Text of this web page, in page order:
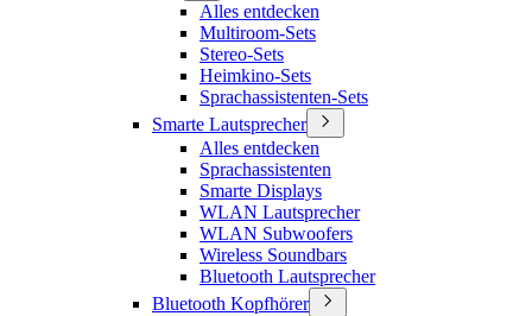
Alles entdecken
Multiroom-Sets
Stereo-Sets
Heimkino-Sets
Sprachassistenten-Sets
Smarte Lautsprecher
Alles entdecken
Sprachassistenten
Smarte Displays
WLAN Lautsprecher
WLAN Subwoofers
Wireless Soundbars
Bluetooth Lautsprecher
Bluetooth Kopfhörer